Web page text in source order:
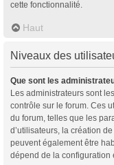
cette fonctionnalité.
Haut
Niveaux des
Que sont les
Les administrateurs sont
contrôle sur le forum. Ces
du forum, telles que les
d’utilisateurs, la création
peuvent également être
dépend de la configuration